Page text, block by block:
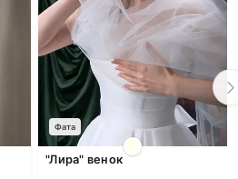
Фата
"Лира" венок